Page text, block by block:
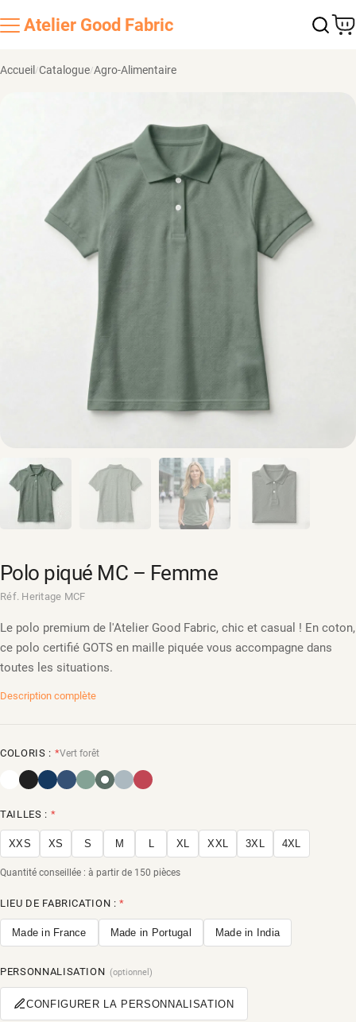
Atelier Good Fabric
Accueil /Catalogue/Agro-Alimentaire
Polo piqué MC – Femme
Réf. Heritage MCF
Le polo premium de l'Atelier Good Fabric, chic et casual ! En coton,
ce polo certifié GOTS en maille piquée vous accompagne dans
toutes les situations.
Description complète
COLORIS : *Vert forêt
TAILLES : *
XXS XS S M L XL XXL 3XL 4XL
Quantité conseillée : à partir de 150 pièces
LIEU DE FABRICATION :*
Made in France Made in Portugal Made in India
PERSONNALISATION (optionnel)
CONFIGURER LA PERSONNALISATION